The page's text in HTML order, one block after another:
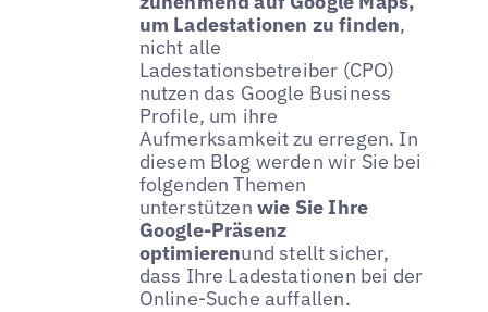
um Ladestationen zu finden,
nicht alle
Ladestationsbetreiber (CPO)
nutzen das Google Business
Profile, um ihre
Aufmerksamkeit zu erregen. In
diesem Blog werden wir Sie bei
folgenden Themen
unterstützen wie Sie Ihre
Google-Präsenz
optimierenund stellt sicher,
dass Ihre Ladestationen bei der
Online-Suche auffallen.